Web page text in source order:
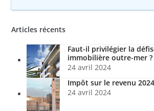
Articles récents
Faut-il privilégier la
immobilière outre-mer ?
24 avril 2024
Impôt sur le revenu
24 avril 2024